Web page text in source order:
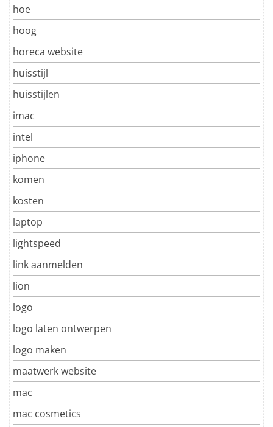
hoe
hoog
horeca website
huisstijl
huisstijlen
imac
intel
iphone
komen
kosten
laptop
lightspeed
link aanmelden
lion
logo
logo laten ontwerpen
logo maken
maatwerk website
mac
mac cosmetics